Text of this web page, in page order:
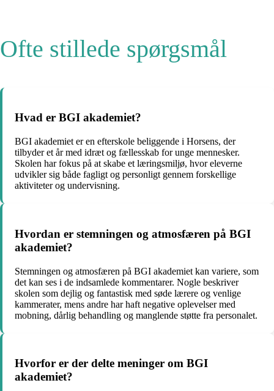
Ofte stillede spørgsmål
Hvad er BGI akademiet?
BGI akademiet er en efterskole beliggende i Horsens, der
tilbyder et år med idræt og fællesskab for unge mennesker.
Skolen har fokus på at skabe et læringsmiljø, hvor eleverne
udvikler sig både fagligt og personligt gennem forskellige
aktiviteter og undervisning.
Hvordan er stemningen og atmosfæren på BGI
akademiet?
Stemningen og atmosfæren på BGI akademiet kan variere, som
det kan ses i de indsamlede kommentarer. Nogle beskriver
skolen som dejlig og fantastisk med søde lærere og venlige
kammerater, mens andre har haft negative oplevelser med
mobning, dårlig behandling og manglende støtte fra personalet.
Hvorfor er der delte meninger om BGI
akademiet?